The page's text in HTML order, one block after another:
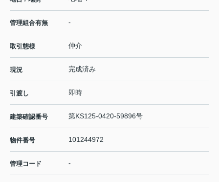
管理組合有無 -
取引態様 仲介
現況 完成済み
引渡し 即時
建築確認番号 第KS125-0420-59896号
物件番号 101244972
管理コード -